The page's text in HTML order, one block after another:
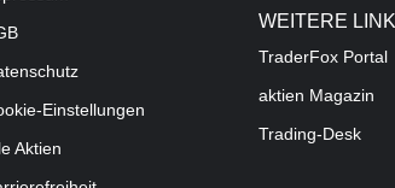
Einstellungen
Aktien
WEITERE
TraderFox Portal
aktien Magazin
Trading-Desk